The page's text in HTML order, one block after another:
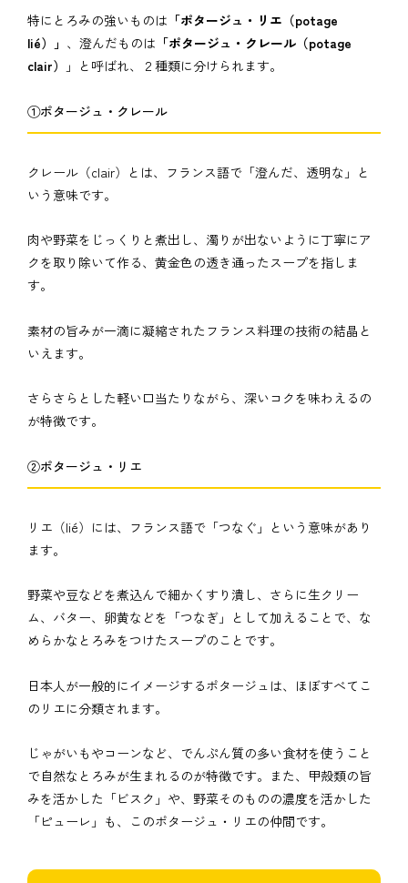
特にとろみの強いものは 「ポタージュ・リエ（potage
lié）」 、澄んだものは 「ポタージュ・クレール（potage
clair）
」と呼ばれ、２種類に分けられます。
①ポタージュ・クレール
クレール（clair）とは、フランス語で「澄んだ、透明な」と
いう意味です。
肉や野菜をじっくりと煮出し、濁りが出ないように丁寧にア
クを取り除いて作る、黄金色の透き通ったスープを指しま
す。
素材の旨みが一滴に凝縮されたフランス料理の技術の結晶と
いえます。
さらさらとした軽い口当たりながら、深いコクを味わえるの
が特徴です。
②ポタージュ・リエ
リエ（lié）には、フランス語で「つなぐ」という意味があり
ます。
野菜や豆などを煮込んで細かくすり潰し、さらに生クリー
ム、バター、卵黄などを「つなぎ」として加えることで、な
めらかなとろみをつけたスープのことです。
日本人が一般的にイメージするポタージュは、ほぼすべてこ
のリエに分類されます。
じゃがいもやコーンなど、でんぷん質の多い食材を使うこと
で自然なとろみが生まれるのが特徴です。また、甲殻類の旨
みを活かした「ビスク」や、野菜そのものの濃度を活かした
「ピューレ」も、このポタージュ・リエの仲間です。